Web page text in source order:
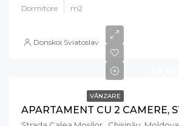
Dormitore m2
Donskoi Sviatoslav
VÂNZARE